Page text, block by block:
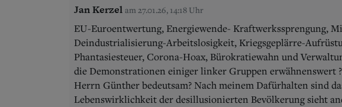
Jan Kerzel am 27.01.26, 14:18 Uhr
EU-Euroentwertung, Energiewende- Kraftwerkssprengung,
Deindustrialisierung-Arbeitslosigkeit, Kriegsgeplärre-
Phantasiesteuer, Corona-Hoax, Bürokratiewahn und
die Demonstrationen einiger linker Gruppen erwähnenswert
Herrn Günther bedeutsam? Nach meinem Dafürhalten sind
Lebenswirklichkeit der desillusionierten Bevölkerung sieht